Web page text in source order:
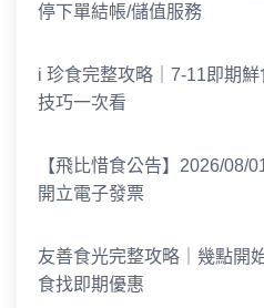
停下單結帳/儲值服務
i 珍食完整攻略｜7-11即期
技巧一次看
【飛比惜食公告】2026/08/
開立電子發票
友善食光完整攻略｜幾點開
食找即期優惠